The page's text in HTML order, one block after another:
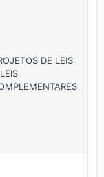
DE LEIS